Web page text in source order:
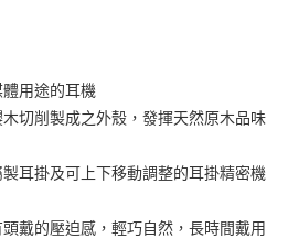
用途的耳機
切削製成之外殼，發揮天然原木品味
耳掛及可上下移動調整的耳掛精密機
戴的壓迫感，輕巧自然，長時間戴用